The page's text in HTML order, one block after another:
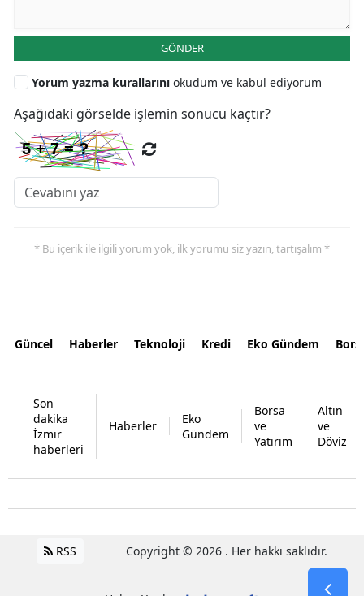
GÖNDER
Yorum yazma kurallarını okudum ve kabul ediyorum
Aşağıdaki görselde işlemin sonucu kaçtır?
* Bu içerik ile ilgili yorum yok, ilk yorumu siz yazın, tartışalım *
Güncel Haberler Teknoloji Kredi Eko Gündem
Son
dakika
İzmir
haberleri
Haberler
Eko
Gündem
Borsa
ve
Yatırım
Altın
ve
Döviz
RSS Copyright © 2026 . Her hakkı saklıdır.